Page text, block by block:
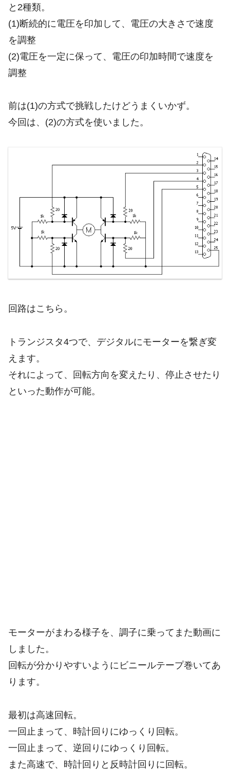
と2種類。
(1)断続的に電圧を印加して、電圧の大きさで速度
を調整
(2)電圧を一定に保って、電圧の印加時間で速度を
調整
前は(1)の方式で挑戦したけどうまくいかず。
今回は、(2)の方式を使いました。
回路はこちら。
トランジスタ4つで、デジタルにモーターを繋ぎ変
えます。
それによって、回転方向を変えたり、停止させたり
といった動作が可能。
モーターがまわる様子を、調子に乗ってまた動画に
しました。
回転が分かりやすいようにビニールテープ巻いてあ
ります。
最初は高速回転。
一回止まって、時計回りにゆっくり回転。
一回止まって、逆回りにゆっくり回転。
また高速で、時計回りと反時計回りに回転。